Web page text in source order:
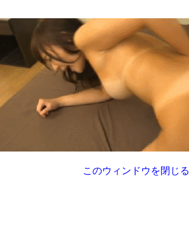
このウィンドウを閉じる